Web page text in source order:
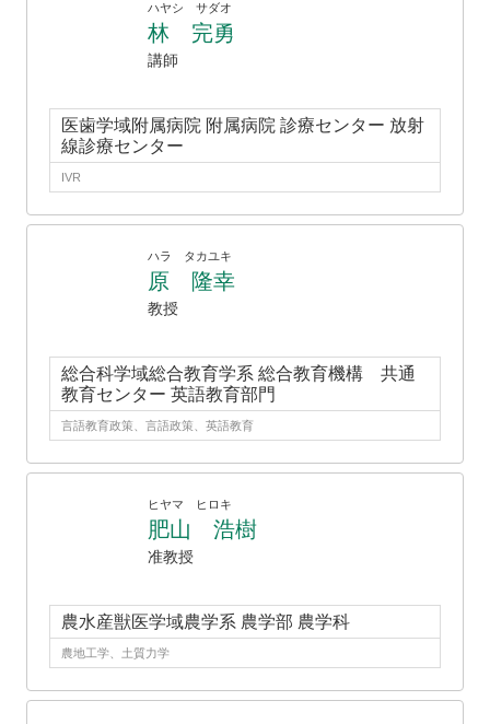
ハヤシ サダオ
林 完勇
講師
医歯学域附属病院 附属病院 診療センター 放射
線診療センター
IVR
ハラ タカユキ
原 隆幸
教授
総合科学域総合教育学系 総合教育機構 共通
教育センター 英語教育部門
言語教育政策、言語政策、英語教育
ヒヤマ ヒロキ
肥山 浩樹
准教授
農水産獣医学域農学系 農学部 農学科
農地工学、土質力学